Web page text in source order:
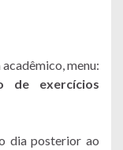
menu:
de exercícios
dia posterior ao